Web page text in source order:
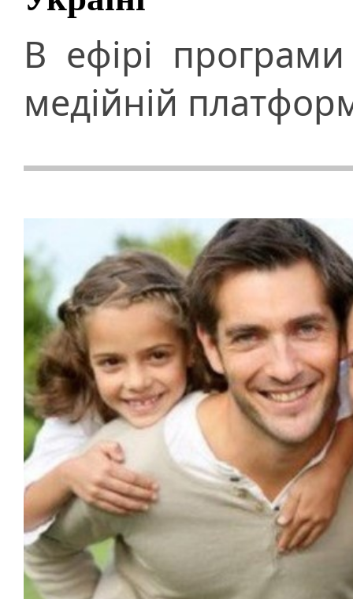
В ефірі
медійній